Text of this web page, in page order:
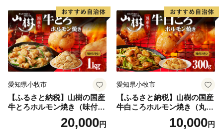
から変更後のお届け先までに生じた配送料（定価・着払
い）を別途お支払いいただくことになりました。
生じた配送料につきましては、ご贈答用の場合でも受取
人様に着払いでご負担いただくことになりますので、お
届け先のご住所をご入力いただく際には十分にご注意い
ただいた上でお申込いただきますようよろしくお願い申
し上げます。
お申込み後に、配送先ご住所に誤りや変更がございまし
たら、早急に香美町ふるさと納税サポート室までご連絡
タレ にんにく バーベキュー
BBQ 炒め物 ホルモン丼 野菜
炒め 焼きうどん 下処理済み
愛知県 小牧市 冷凍 送料無料
愛知県小牧市
【ふるさと納税】山樹の国産
牛とろホルモン焼き（味付
20,000円
愛知県小牧市
【ふるさと納税】山樹の国産
牛白ころホルモン焼き（丸
腸）味付 300g 肉 牛肉 山
樹 国産牛 白ころホルモン焼
10,000円